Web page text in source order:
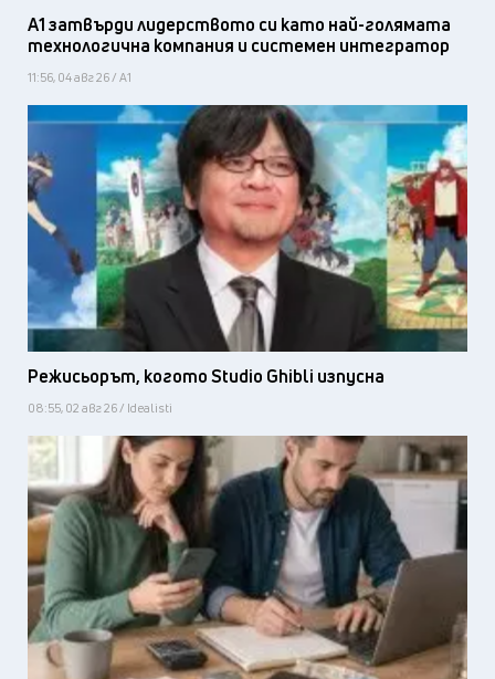
А1 затвърди лидерството си като най-голямата
технологична компания и системен интегратор
11:56, 04 авг 26 / А1
Режисьорът, когото Studio Ghibli изпусна
08:55, 02 авг 26 / Idealisti